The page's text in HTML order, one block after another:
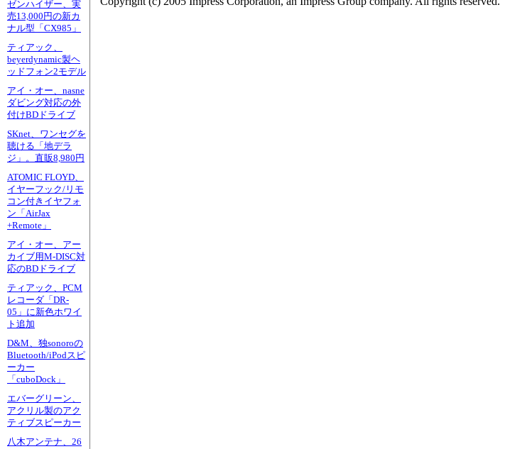
ゼンハイザー、実
売13,000円の新カ
ナル型「CX985」
ティアック、
beyerdynamic製ヘ
ッドフォン2モデル
アイ・オー、nasne
ダビング対応の外
付けBDドライブ
SKnet、ワンセグを
聴ける「地デラ
ジ」。直販8,980円
ATOMIC FLOYD、
イヤーフック/リモ
コン付きイヤフォ
ン「AirJax
+Remote」
アイ・オー、アー
カイブ用M-DISC対
応のBDドライブ
ティアック、PCM
レコーダ「DR-
05」に新色ホワイ
ト追加
D&M、独sonoroの
Bluetooth/iPodスピ
ーカー
「cuboDock」
エバーグリーン、
アクリル製のアク
ティブスピーカー
八木アンテナ、26